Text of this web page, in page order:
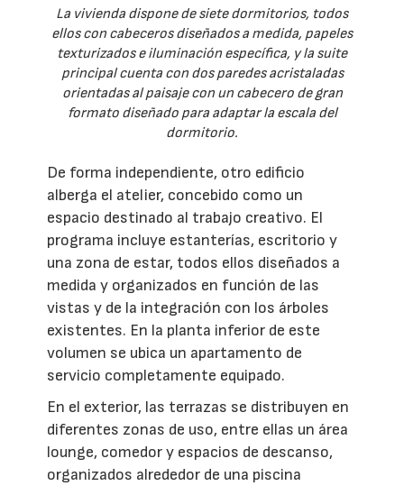
La vivienda dispone de siete dormitorios, todos
ellos con cabeceros diseñados a medida, papeles
texturizados e iluminación específica, y la suite
principal cuenta con dos paredes acristaladas
orientadas al paisaje con un cabecero de gran
formato diseñado para adaptar la escala del
dormitorio.
De forma independiente, otro edificio
alberga el atelier, concebido como un
espacio destinado al trabajo creativo. El
programa incluye estanterías, escritorio y
una zona de estar, todos ellos diseñados a
medida y organizados en función de las
vistas y de la integración con los árboles
existentes. En la planta inferior de este
volumen se ubica un apartamento de
servicio completamente equipado.
En el exterior, las terrazas se distribuyen en
diferentes zonas de uso, entre ellas un área
lounge, comedor y espacios de descanso,
organizados alrededor de una piscina